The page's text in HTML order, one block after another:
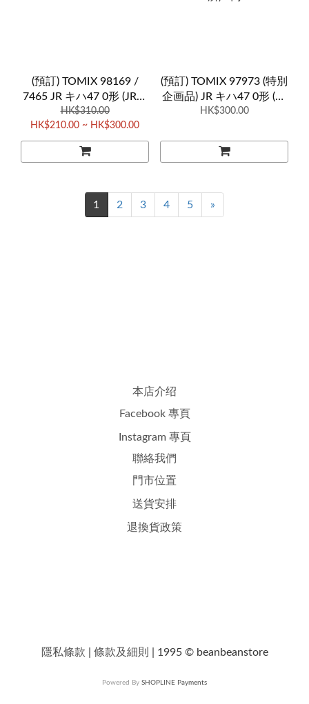
(預訂) TOMIX 98169 /
7465 JR キハ47 0形 (JR四
国色)
HK$310.00
HK$210.00 ~ HK$300.00
(預訂) TOMIX 97973 (特別
企画品) JR キハ47 0形 (復
活首都圏色・徳島運転所)
HK$300.00
1 2 3 4 5 »
本店介绍
Facebook 專頁
Instagram 專頁
聯絡我們
門市位置
送貨安排
退換貨政策
隱私條款 條款及細則 | 1995 © beanbeanstore
Powered By SHOPLINE Payments